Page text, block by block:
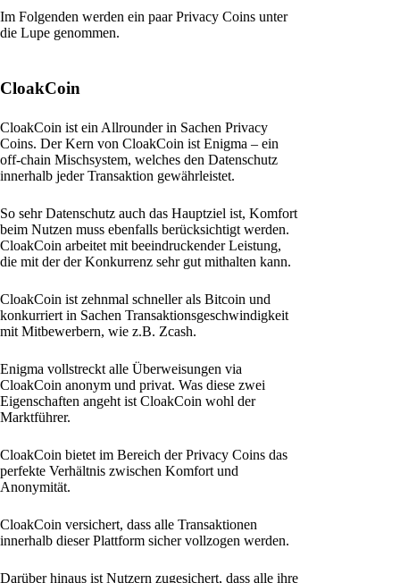
Im Folgenden werden ein paar Privacy Coins unter
die Lupe genommen.
CloakCoin
CloakCoin ist ein Allrounder in Sachen Privacy
Coins. Der Kern von CloakCoin ist Enigma – ein
off-chain Mischsystem, welches den Datenschutz
innerhalb jeder Transaktion gewährleistet.
So sehr Datenschutz auch das Hauptziel ist, Komfort
beim Nutzen muss ebenfalls berücksichtigt werden.
CloakCoin arbeitet mit beeindruckender Leistung,
die mit der der Konkurrenz sehr gut mithalten kann.
CloakCoin ist zehnmal schneller als Bitcoin und
konkurriert in Sachen Transaktionsgeschwindigkeit
mit Mitbewerbern, wie z.B. Zcash.
Enigma vollstreckt alle Überweisungen via
CloakCoin anonym und privat. Was diese zwei
Eigenschaften angeht ist CloakCoin wohl der
Marktführer.
CloakCoin bietet im Bereich der Privacy Coins das
perfekte Verhältnis zwischen Komfort und
Anonymität.
CloakCoin versichert, dass alle Transaktionen
innerhalb dieser Plattform sicher vollzogen werden.
Darüber hinaus ist Nutzern zugesichert, dass alle ihre